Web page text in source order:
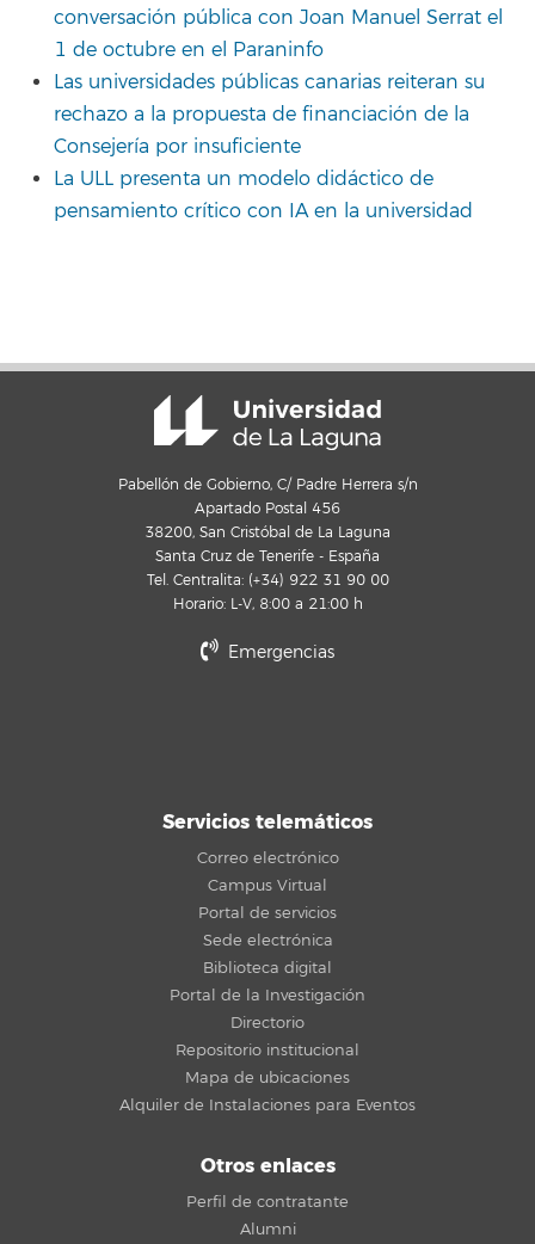
conversación pública con Joan Manuel Serrat el
1 de octubre en el Paraninfo
Las universidades públicas canarias reiteran su
rechazo a la propuesta de financiación de la
Consejería por insuficiente
La ULL presenta un modelo didáctico de
pensamiento crítico con IA en la universidad
Pabellón de Gobierno, C/ Padre Herrera s/n
Apartado Postal 456
38200, San Cristóbal de La Laguna
Santa Cruz de Tenerife - España
Tel. Centralita: (+34) 922 31 90 00
Horario: L-V, 8:00 a 21:00 h
Emergencias
Servicios telemáticos
Correo electrónico
Campus Virtual
Portal de servicios
Sede electrónica
Biblioteca digital
Portal de la Investigación
Directorio
Repositorio institucional
Mapa de ubicaciones
Alquiler de Instalaciones para Eventos
Otros enlaces
Perfil de contratante
Alumni